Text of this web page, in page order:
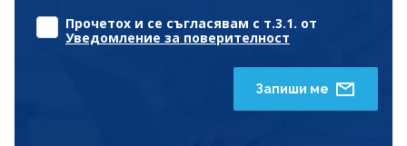
Прочетох и се съгласявам с т.3.1. от
Уведомление за поверителност
Запиши ме